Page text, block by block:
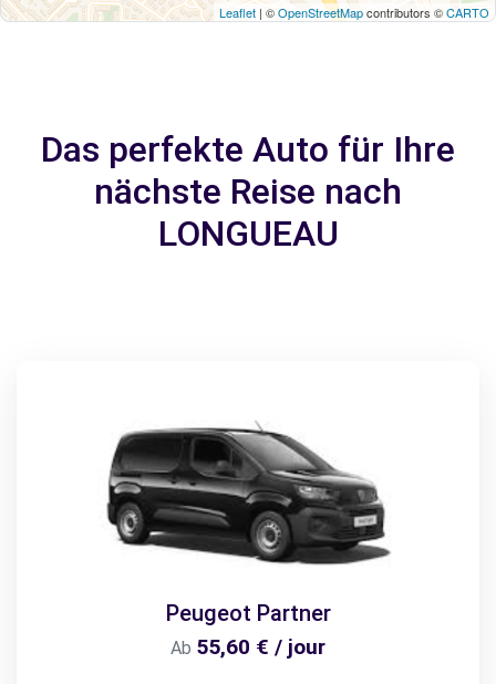
Leaflet | ©OpenStreetMapcontributors ©CARTO
Das perfekte Auto für Ihre
nächste Reise nach
LONGUEAU
Peugeot Partner
Ab 55,60 € / jour